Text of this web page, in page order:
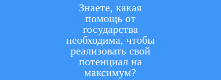
Знаете, какая
помощь от
государства
необходима, чтобы
реализовать свой
потенциал на
максимум?